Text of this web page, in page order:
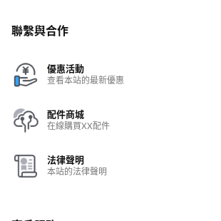
聯繫與合作
優惠活動
查看本站的最新優惠
配件商城
在線購買XX配件
法律聲明
本站的法律聲明